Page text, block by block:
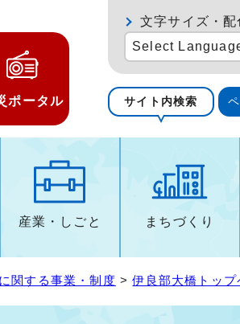
ポータル
文字サイズ・
Select
サイト内検索
産業・しごと まちづくり
関する事業・制度 >伊良部大橋トップ